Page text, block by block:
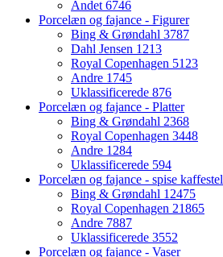
Andet 6746
Porcelæn og fajance - Figurer
Bing & Grøndahl 3787
Dahl Jensen 1213
Royal Copenhagen 5123
Andre 1745
Uklassificerede 876
Porcelæn og fajance - Platter
Bing & Grøndahl 2368
Royal Copenhagen 3448
Andre 1284
Uklassificerede 594
Porcelæn og fajance - spise kaffestel
Bing & Grøndahl 12475
Royal Copenhagen 21865
Andre 7887
Uklassificerede 3552
Porcelæn og fajance - Vaser